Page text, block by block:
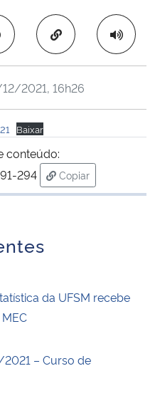
e Comunicações
Copiar para área
2021, 16h26
Baixar
conteúdo:
294
Copiar
para área de
da UFSM recebe
– Curso de